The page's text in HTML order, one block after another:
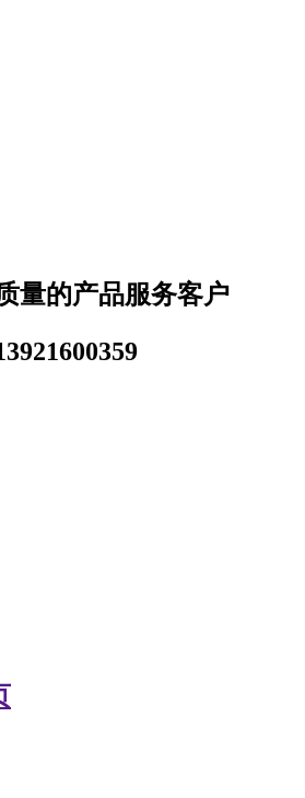
量的产品服务客户